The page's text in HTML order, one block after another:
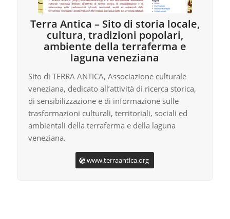
Terra Antica – Sito di storia locale,
cultura, tradizioni popolari,
ambiente della terraferma e
laguna veneziana
Sito di TERRA ANTICA, Associazione culturale
veneziana, dedicato all’attività di ricerca storica,
di sensibilizzazione e di informazione sulle
trasformazioni culturali, territoriali, sociali ed
ambientali della terraferma e della laguna
veneziana.
www.terraantica.org